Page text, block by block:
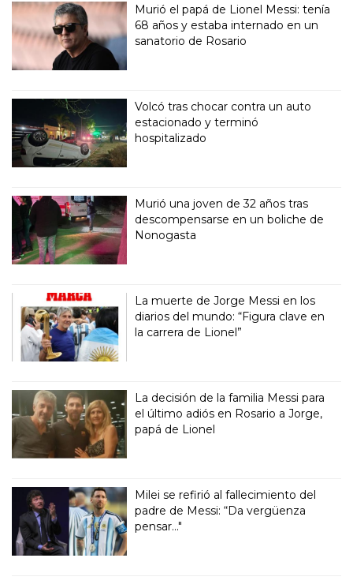
Murió el papá de Lionel Messi: tenía
68 años y estaba internado en un
sanatorio de Rosario
Volcó tras chocar contra un auto
estacionado y terminó
hospitalizado
Murió una joven de 32 años tras
descompensarse en un boliche de
Nonogasta
La muerte de Jorge Messi en los
diarios del mundo: “Figura clave en
la carrera de Lionel”
La decisión de la familia Messi para
el último adiós en Rosario a Jorge,
papá de Lionel
Milei se refirió al fallecimiento del
padre de Messi: “Da vergüenza
pensar..."